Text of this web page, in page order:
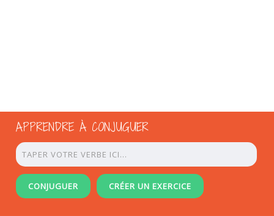
APPRENDRE À CONJUGUER
CONJUGUER CRÉER UN EXERCICE